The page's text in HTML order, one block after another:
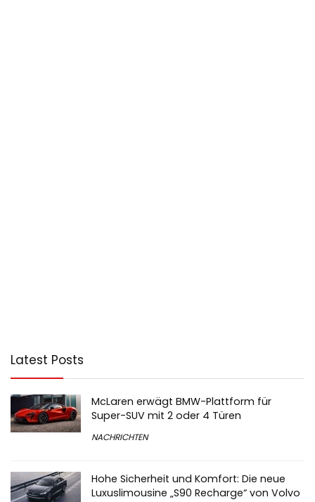
Latest Posts
McLaren erwägt BMW-Plattform für
Super-SUV mit 2 oder 4 Türen
NACHRICHTEN
Hohe Sicherheit und Komfort: Die neue
Luxuslimousine „S90 Recharge“ von Volvo